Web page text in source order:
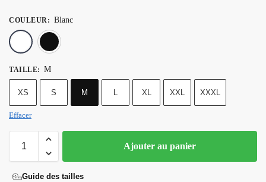
COULEUR : Blanc
TAILLE: M
XS S M L XL XXL XXXL
Effacer
Ajouter au panier
Guide des tailles